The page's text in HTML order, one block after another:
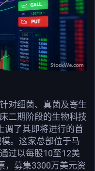
对细菌、真菌及寄生
二期阶段的生物科技
调了其即将进行的首
。这家总部位于马
过以每股10至12美
，募集3300万美元资